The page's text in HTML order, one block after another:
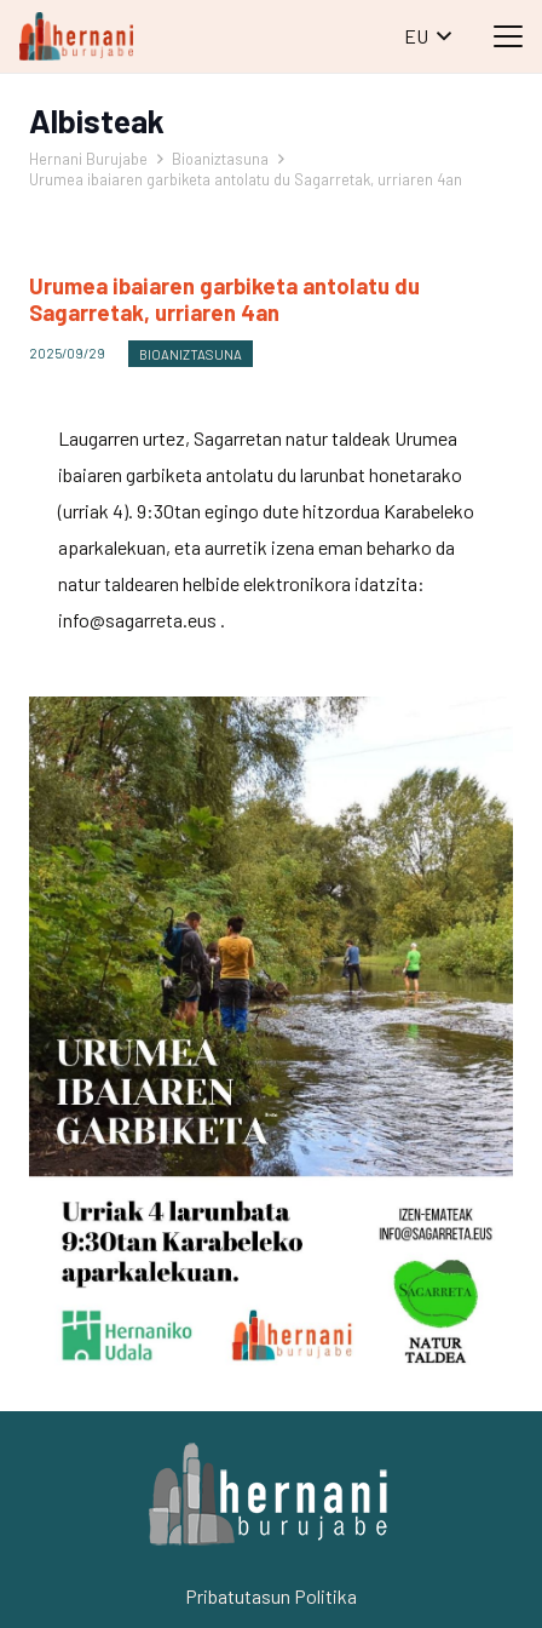
EU
Albisteak
Hernani Burujabe
Bioaniztasuna
Urumea ibaiaren garbiketa antolatu du Sagarretak, urriaren 4an
Urumea ibaiaren garbiketa antolatu du
Sagarretak, urriaren 4an
2025/09/29 BIOANIZTASUNA
Laugarren urtez, Sagarretan natur taldeak Urumea
ibaiaren garbiketa antolatu du larunbat honetarako
(urriak 4). 9:30tan egingo dute hitzordua Karabeleko
aparkalekuan, eta aurretik izena eman beharko da
natur taldearen helbide elektronikora idatzita:
info@sagarreta.eus .
Pribatutasun Politika